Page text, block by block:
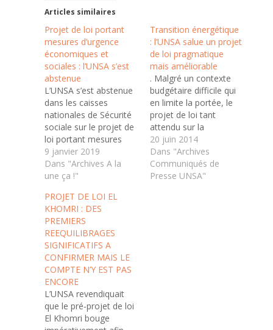
Articles similaires
Projet de loi portant
mesures d’urgence
économiques et
sociales : l’UNSA s’est
abstenue
L’UNSA s’est abstenue
dans les caisses
nationales de Sécurité
sociale sur le projet de
loi portant mesures
d’urgence
économiques et
sociales. Ce projet de
pour répondre à la
crise des gilets jaunes,
comporte trois
mesures. La première
concerne la
défiscalisation et la
suppression de
cotisations sociales…
9 janvier 2019
Dans "Archives A la
une ça !"
Transition énergétique
: l’UNSA salue un projet
de loi pragmatique
mais améliorable
. Malgré un contexte
budgétaire difficile qui
en limite la portée, le
projet de loi tant
attendu sur la
transition énergétique
a été présenté,
mercredi 18 juin, par
Ségolène Royal au
20 juin 2014
Dans "Archives
Communiqués de
Presse UNSA"
PROJET DE LOI EL
KHOMRI : DES
PREMIERS
REEQUILIBRAGES
SIGNIFICATIFS A
CONFIRMER MAIS LE
COMPTE N’Y EST PAS
ENCORE
L’UNSA revendiquait
que le pré-projet de loi
El Khomri bouge